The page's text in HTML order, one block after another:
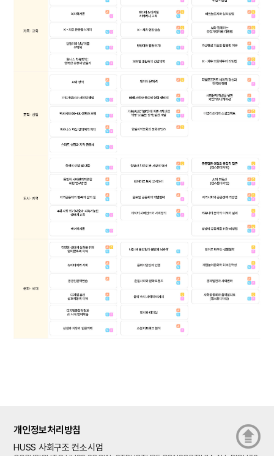
개인정보처리방침
HUSS 사회구조 컨소시엄